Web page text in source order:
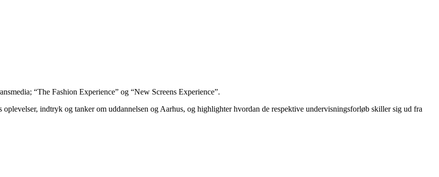
“The Fashion Experience” og “New Screens Experience”.
indtryk og tanker om uddannelsen og Aarhus, og highlighter hvordan de respektive undervisningsforløb skiller sig ud fra